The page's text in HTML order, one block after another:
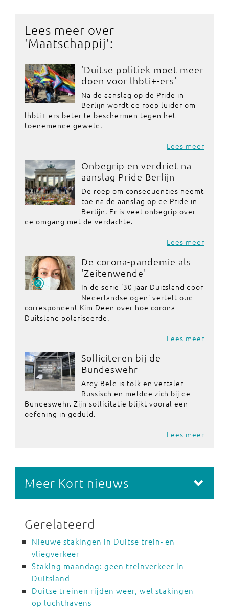
Lees meer over
'Maatschappij':
'Duitse politiek moet meer
doen voor lhbti+-ers'
Na de aanslag op de Pride in
Berlijn wordt de roep luider om
lhbti+-ers beter te beschermen tegen het
toenemende geweld.
Lees meer
Onbegrip en verdriet na
aanslag Pride Berlijn
De roep om consequenties neemt
toe na de aanslag op de Pride in
Berlijn. Er is veel onbegrip over
de omgang met de verdachte.
Lees meer
De corona-pandemie als
'Zeitenwende'
In de serie '30 jaar Duitsland door
Nederlandse ogen' vertelt oud-
correspondent Kim Deen over hoe corona
Duitsland polariseerde.
Lees meer
Solliciteren bij de
Bundeswehr
Ardy Beld is tolk en vertaler
Russisch en meldde zich bij de
Bundeswehr. Zijn sollicitatie blijkt vooral een
oefening in geduld.
Lees meer
Meer Kort nieuws
Gerelateerd
Nieuwe stakingen in Duitse trein- en
vliegverkeer
Staking maandag: geen treinverkeer in
Duitsland
Duitse treinen rijden weer, wel stakingen
op luchthavens